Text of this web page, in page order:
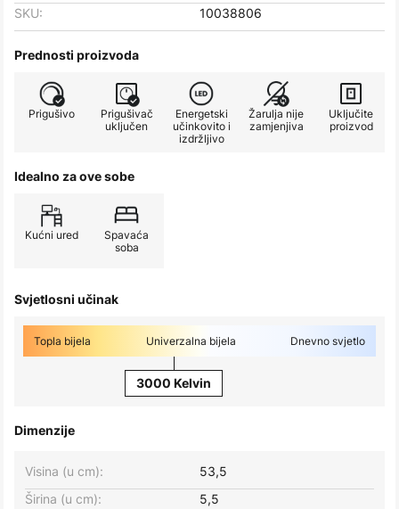
SKU:
10038806
Prednosti proizvoda
Prigušivo
Prigušivač
uključen
Energetski
učinkovito i
izdržljivo
Žarulja nije
zamjenjiva
Uključite
proizvod
Idealno za ove sobe
Kućni ured
Spavaća
soba
Svjetlosni učinak
Topla bijela Univerzalna bijela Dnevno svjetlo
3000 Kelvin
Dimenzije
Širina (u cm): 5,5
Visina (u cm): 53,5